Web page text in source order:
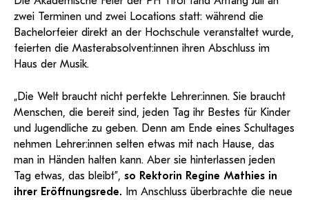
zwei Terminen und zwei Locations statt: während die
Bachelorfeier direkt an der Hochschule veranstaltet wurde,
feierten die Masterabsolvent:innen ihren Abschluss im
Haus der Musik.
„Die Welt braucht nicht perfekte Lehrer:innen. Sie braucht
Menschen, die bereit sind, jeden Tag ihr Bestes für Kinder
und Jugendliche zu geben. Denn am Ende eines Schultages
nehmen Lehrer:innen selten etwas mit nach Hause, das
man in Händen halten kann. Aber sie hinterlassen jeden
Tag etwas, das bleibt”, so Rektorin Regine Mathies in
ihrer Eröffnungsrede. Im Anschluss überbrachte die neue